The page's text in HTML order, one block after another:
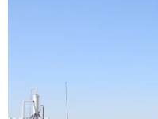
Nghị sỹ Mỹ Ted
Theo trang SCMP​,
Trung Quốc phá
dứt chương trình
Tiên bằng cách rót